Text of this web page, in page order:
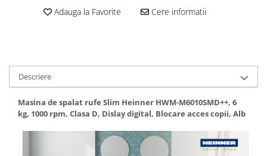
Potpourri
Vaze si boluri
Accesorii pentru gatit
Accesorii pentru cuptor
Borcane si sticle
Caserole pentru alimente
Cutii depozitare metal
Adauga la Favorite Cere informatii
Descriere
Masina de spalat rufe Slim Heinner HWM-M6010SMD++, 6
kg, 1000 rpm, Clasa D, Dislay digital, Blocare acces copii, Alb